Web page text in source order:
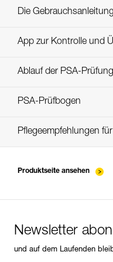
Die
App zur Kontrolle und
Bestände
Ablauf der PSA-Prüfung
verif EPI-JAG
PSA-Prüfbogen
verif EPI-
Pflegeempfehlungen
Produktseite ansehen
Newsletter
und auf dem Laufenden